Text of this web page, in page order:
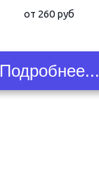
от 260 руб
Подробнее...